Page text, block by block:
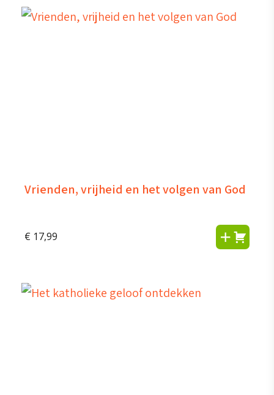
Vrienden, vrijheid en het volgen van God
€ 17,99